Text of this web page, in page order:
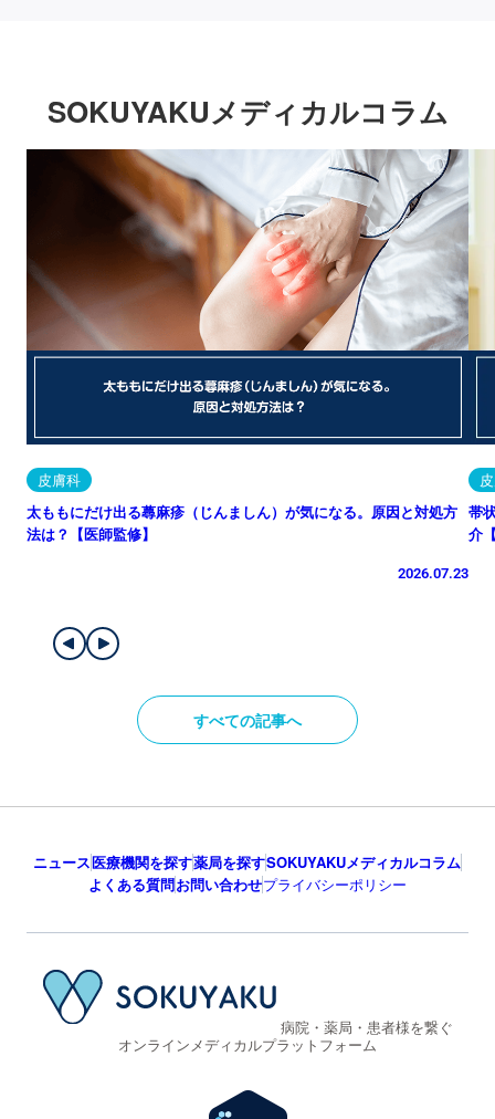
SOKUYAKUメディカルコラム
皮膚科
太ももにだけ出る蕁麻疹（じんましん）が気になる。原因と対処方
法は？【医師監修】
2026.07.23
帯
介
すべての記事へ
ニュース医療機関を探す薬局を探すSOKUYAKUメディカルコラム
よくある質問お問い合わせプライバシーポリシー
病院・薬局・患者様を繋ぐ
オンラインメディカルプラットフォーム